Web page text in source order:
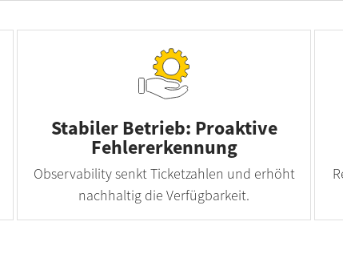
Stabiler Betrieb: Proaktive
Fehlererkennung
Observability senkt Ticketzahlen und erhöht
nachhaltig die Verfügbarkeit.